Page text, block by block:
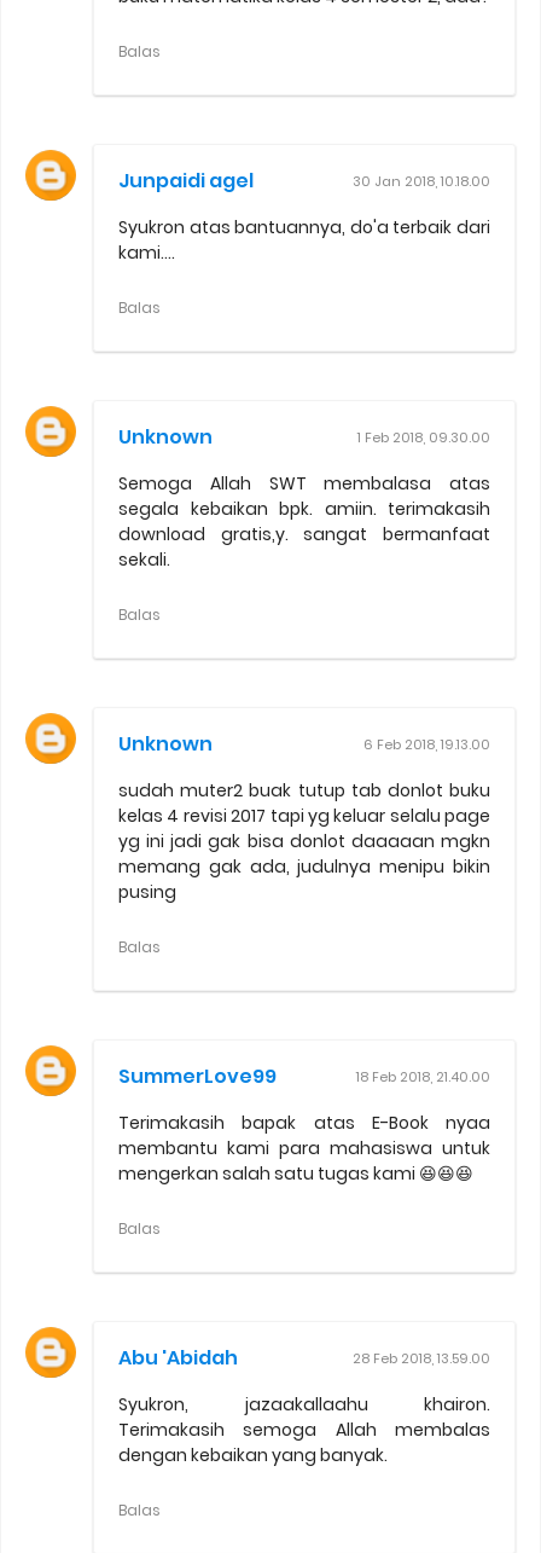
Balas
Junpaidi agel 30 Jan 2018, 10.18.00
Syukron atas bantuannya, do'a terbaik dari
kami....
Balas
Unknown 1 Feb 2018, 09.30.00
Semoga Allah SWT membalasa atas
segala kebaikan bpk. amiin. terimakasih
download gratis,y. sangat bermanfaat
sekali.
Balas
Unknown 6 Feb 2018, 19.13.00
sudah muter2 buak tutup tab donlot buku
kelas 4 revisi 2017 tapi yg keluar selalu page
yg ini jadi gak bisa donlot daaaaan mgkn
memang gak ada, judulnya menipu bikin
pusing
Balas
SummerLove99 18 Feb 2018, 21.40.00
Terimakasih bapak atas E-Book nyaa
membantu kami para mahasiswa untuk
mengerkan salah satu tugas kami 😆😆😆
Balas
Abu 'Abidah 28 Feb 2018, 13.59.00
Syukron, jazaakallaahu khairon.
Terimakasih semoga Allah membalas
dengan kebaikan yang banyak.
Balas